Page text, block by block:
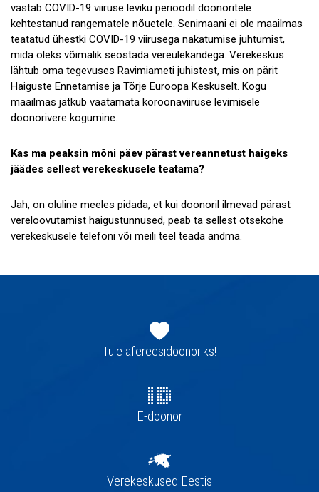
vastab COVID-19 viiruse leviku perioodil doonoritele
kehtestanud rangematele nõuetele. Senimaani ei ole maailmas
teatatud ühestki COVID-19 viirusega nakatumise juhtumist,
mida oleks võimalik seostada vereülekandega. Verekeskus
lähtub oma tegevuses Ravimiameti juhistest, mis on pärit
Haiguste Ennetamise ja Tõrje Euroopa Keskuselt. Kogu
maailmas jätkub vaatamata koroonaviiruse levimisele
doonorivere kogumine.
Kas ma peaksin mõni päev pärast vereannetust haigeks
jäädes sellest verekeskusele teatama?
Jah, on oluline meeles pidada, et kui doonoril ilmevad pärast
vereloovutamist haigustunnused, peab ta sellest otsekohe
verekeskusele telefoni või meili teel teada andma.
navigatsioonTule afereesidoonoriks!
E-doonor
Verekeskused Eestis